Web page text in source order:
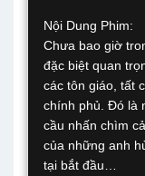
Nội Dung Phim:
Chưa bao giờ
đặc biệt quan
các tôn giáo, tất
chính phủ. Đó là
cầu nhấn chìm
của những anh
tại bắt đầu…